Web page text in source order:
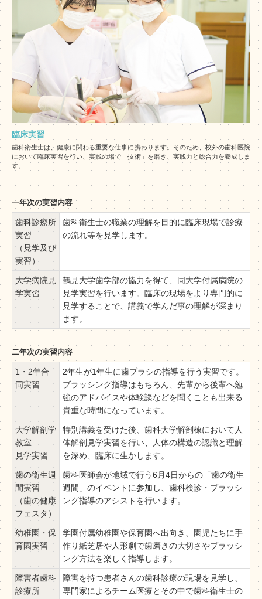
臨床実習
歯科衛生士は、健康に関わる重要な仕事に携わります。そのため、校外の歯科医院
において臨床実習を行い、実践の場で「技術」を磨き、実践力と総合力を養成しま
す。
一年次の実習内容
歯科診療所
実習
（見学及び
実習）
歯科衛生士の職業の理解を目的に臨床現場で診療
の流れ等を見学します。
大学病院見
学実習
鶴見大学歯学部の協力を得て、同大学付属病院の
見学実習を行います。臨床の現場をより専門的に
見学することで、講義で学んだ事の理解が深まり
ます。
二年次の実習内容
1・2年合
同実習
2年生が1年生に歯ブラシの指導を行う実習です。
ブラッシング指導はもちろん、先輩から後輩へ勉
強のアドバイスや体験談などを聞くことも出来る
貴重な時間になっています。
大学解剖学
教室
見学実習
特別講義を受けた後、歯科大学解剖棟において人
体解剖見学実習を行い、人体の構造の認識と理解
を深め、臨床に生かします。
歯の衛生週
間実習
（歯の健康
フェスタ）
歯科医師会が地域で行う6月4日からの「歯の衛生
週間」のイベントに参加し、歯科検診・ブラッシ
ング指導のアシストを行います。
幼稚園・保
育園実習
学園付属幼稚園や保育園へ出向き、園児たちに手
作り紙芝居や人形劇で歯磨きの大切さやブラッシ
ング方法を楽しく指導します。
障害者歯科
診療所
障害を持つ患者さんの歯科診療の現場を見学し、
専門家によるチーム医療とその中で歯科衛生士の